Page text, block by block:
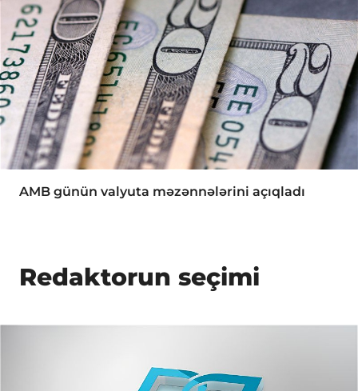
AMB günün valyuta məzənnələrini açıqladı
Redaktorun seçimi